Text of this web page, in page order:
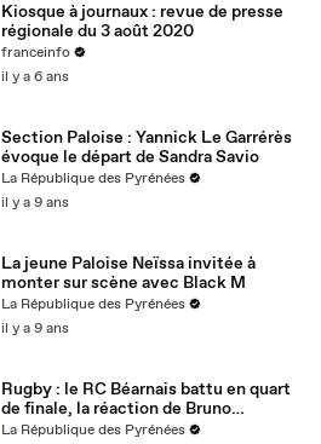
Kiosque à journaux : revue de presse
régionale du 3 août 2020
franceinfo
il y a 6 ans
Section Paloise : Yannick Le Garrérès
évoque le départ de Sandra Savio
La République des Pyrénées
il y a 9 ans
La jeune Paloise Neïssa invitée à
monter sur scène avec Black M
La République des Pyrénées
il y a 9 ans
Rugby : le RC Béarnais battu en quart
de finale, la réaction de Bruno
Casabonne
La République des Pyrénées